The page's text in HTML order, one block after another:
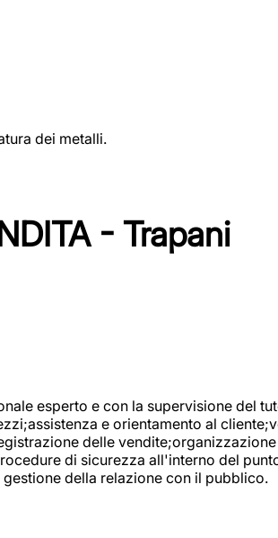
dei metalli.
- Trapani
esperto e con la supervisione
e orientamento al
delle
di sicurezza all'interno del
della relazione con il pubblico.